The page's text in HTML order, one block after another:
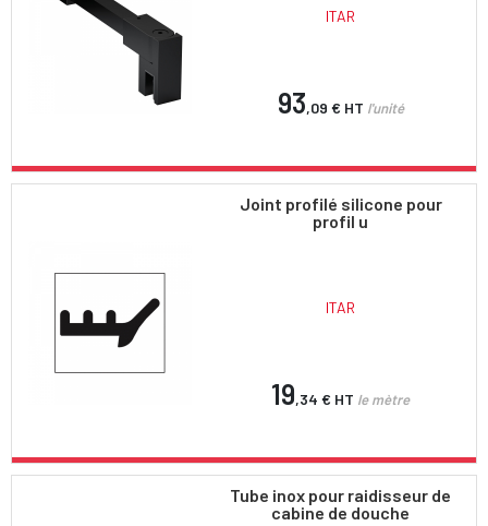
ITAR
93,09 € HT l'unité
Joint profilé silicone pour
profil u
ITAR
19,34 € HT le mètre
Tube inox pour raidisseur de
cabine de douche